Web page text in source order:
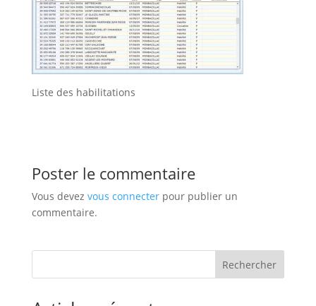
Liste des habilitations
Poster le commentaire
Vous devez vous connecterpour publier un
commentaire.
Rechercher